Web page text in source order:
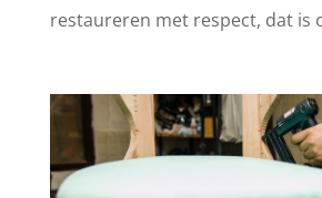
restaureren met respect, dat is